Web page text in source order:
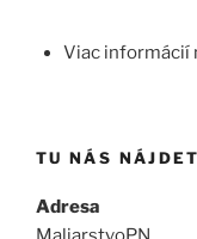
Viac informácií
TU NÁS
Adresa